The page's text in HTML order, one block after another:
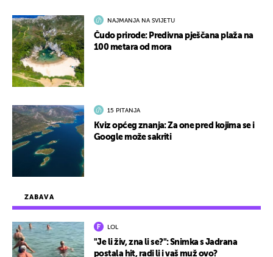
ZABAVA
LOL
"Je li živ, zna li se?": Snimka s Jadrana
postala hit, radi li i vaš muž ovo?
NAJMANJA NA SVIJETU
Čudo prirode: Predivna pješčana plaža na
100 metara od mora
15 PITANJA
Kviz općeg znanja: Za one pred kojima se i
Google može sakriti